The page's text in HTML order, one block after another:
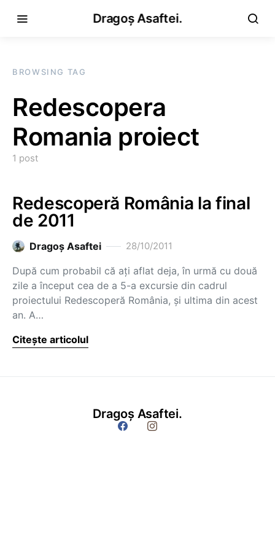
Dragoș Asaftei.
BROWSING TAG
Redescopera
Romania proiect
1 post
Redescoperă România la final
de 2011
Dragoş Asaftei 28/10/2011
După cum probabil că ați aflat deja, în urmă cu două
zile a început cea de a 5-a excursie din cadrul
proiectului Redescoperă România, și ultima din acest
an. A…
Citește articolul
Dragoș Asaftei.